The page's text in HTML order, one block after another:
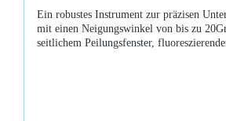
Ein robustes Instrument zur präzisen
mit einen Neigungswinkel von bis zu
seitlichem Peilungsfenster,